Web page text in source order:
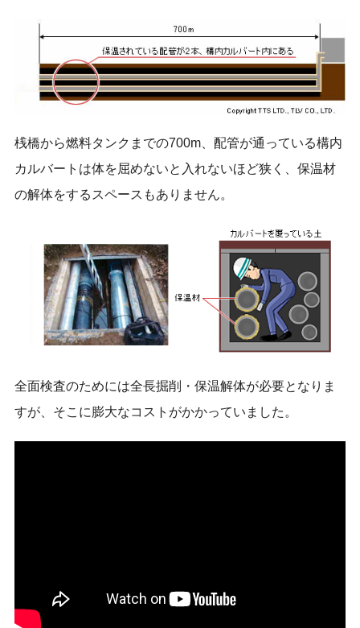
桟橋から燃料タンクまでの700m、配管が通っている構内
カルバートは体を屈めないと入れないほど狭く、保温材
の解体をするスペースもありません。
全面検査のためには全長掘削・保温解体が必要となりま
すが、そこに膨大なコストがかかっていました。